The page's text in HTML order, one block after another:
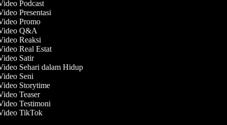
Podcast
Presentasi
Promo
Q&A
Reaksi
Real Estat
Satir
Sehari dalam Hidup
Seni
Storytime
Teaser
Testimoni
TikTok